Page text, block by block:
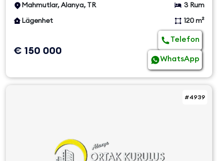
Mahmutlar, Alanya, TR
3 Rum
Lägenhet
120 m²
€ 150 000
Telefon
WhatsApp
#4939